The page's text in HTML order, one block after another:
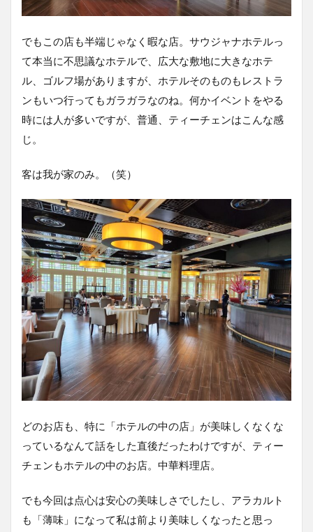
でもこの店も半端じゃなく暇な店。サウジャナホテルっ
て本当に不思議なホテルで、広大な敷地に大きなホテ
ル、ゴルフ場がありますが、ホテルそのものもレストラ
ンもいつ行ってもガラガラなのね。何かイベントをやる
時には人が多いですが、普通、ティーチェンはこんな感
じ。
客は我が家のみ。（笑）
どのお店も、特に「ホテルの中の店」が美味しくなくな
っているなんて話をした直後だったわけですが、ティー
チェンもホテルの中のお店。中華料理店。
でも今回は点心は安心の美味しさでしたし、アラカルト
も「薄味」になって私は前より美味しくなったと思っ